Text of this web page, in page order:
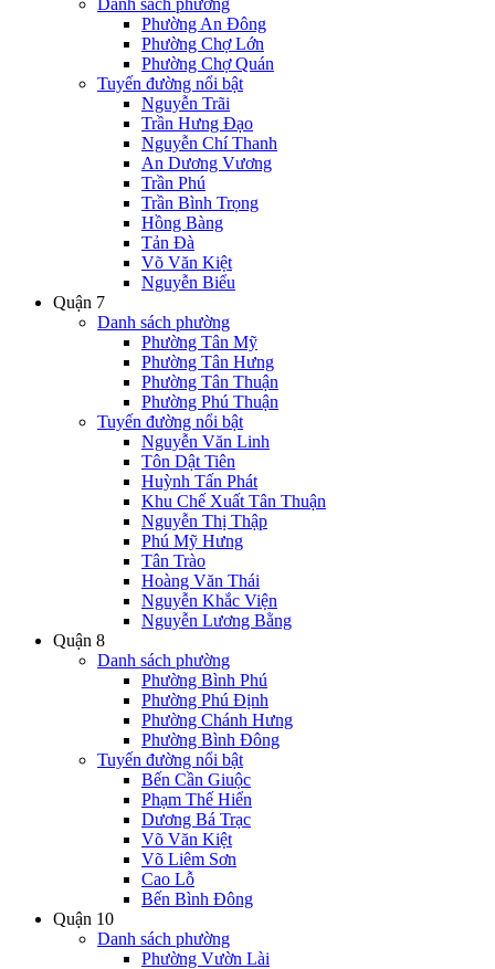
Danh sách phường
Phường An Đông
Phường Chợ Lớn
Phường Chợ Quán
Tuyến đường nổi bật
Nguyễn Trãi
Trần Hưng Đạo
Nguyễn Chí Thanh
An Dương Vương
Trần Phú
Trần Bình Trọng
Hồng Bàng
Tản Đà
Võ Văn Kiệt
Nguyễn Biểu
Quận 7
Danh sách phường
Phường Tân Mỹ
Phường Tân Hưng
Phường Tân Thuận
Phường Phú Thuận
Tuyến đường nổi bật
Nguyễn Văn Linh
Tôn Dật Tiên
Huỳnh Tấn Phát
Khu Chế Xuất Tân Thuận
Nguyễn Thị Thập
Phú Mỹ Hưng
Tân Trào
Hoàng Văn Thái
Nguyễn Khắc Viện
Nguyễn Lương Bằng
Quận 8
Danh sách phường
Phường Bình Phú
Phường Phú Định
Phường Chánh Hưng
Phường Bình Đông
Tuyến đường nổi bật
Bến Cần Giuộc
Phạm Thế Hiển
Dương Bá Trạc
Võ Văn Kiệt
Võ Liêm Sơn
Cao Lỗ
Bến Bình Đông
Quận 10
Danh sách phường
Phường Vườn Lài